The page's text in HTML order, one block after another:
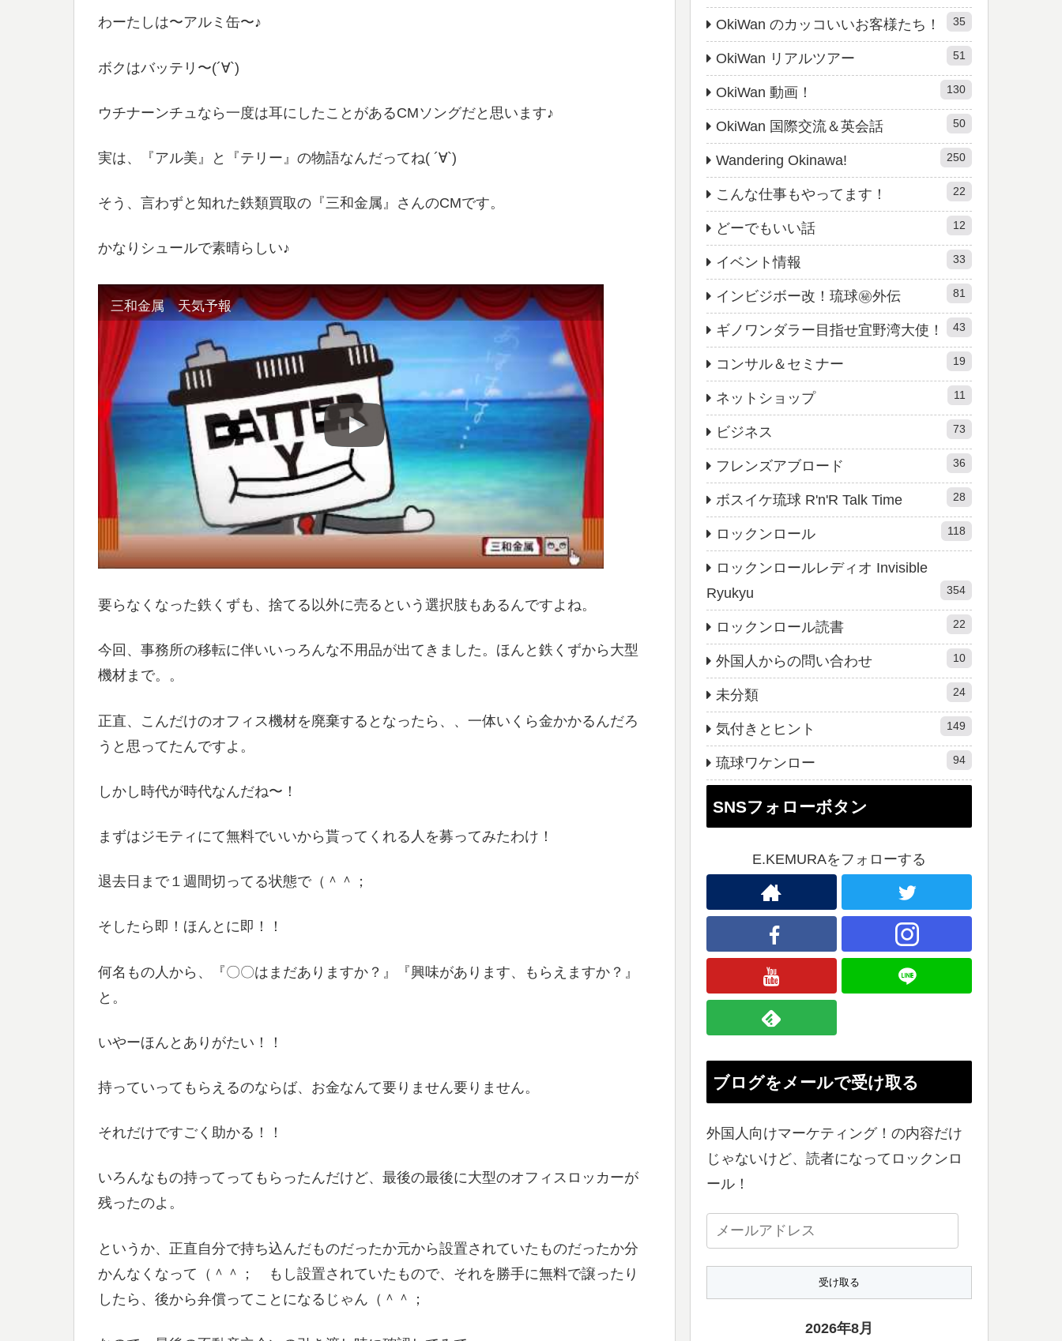
わーたしは〜アルミ缶〜♪
ボクはバッテリ〜(´∀`)
ウチナーンチュなら一度は耳にしたことがあるCMソングだと思います♪
実は、『アル美』と『テリー』の物語なんだってね( ´∀`)
そう、言わずと知れた鉄類買取の『三和金属』さんのCMです。
かなりシュールで素晴らしい♪
三和金属 天気予報
要らなくなった鉄くずも、捨てる以外に売るという選択肢もあるんですよね。
今回、事務所の移転に伴いいっろんな不用品が出てきました。ほんと鉄くずから大型
機材まで。。
正直、こんだけのオフィス機材を廃棄するとなったら、、一体いくら金かかるんだろ
うと思ってたんですよ。
しかし時代が時代なんだね〜！
まずはジモティにて無料でいいから貰ってくれる人を募ってみたわけ！
退去日まで１週間切ってる状態で（＾＾；
そしたら即！ほんとに即！！
何名もの人から、『〇〇はまだありますか？』『興味があります、もらえますか？』
と。
いやーほんとありがたい！！
持っていってもらえるのならば、お金なんて要りません要りません。
それだけですごく助かる！！
いろんなもの持ってってもらったんだけど、最後の最後に大型のオフィスロッカーが
残ったのよ。
というか、正直自分で持ち込んだものだったか元から設置されていたものだったか分
かんなくなって（＾＾； もし設置されていたもので、それを勝手に無料で譲ったり
したら、後から弁償ってことになるじゃん（＾＾；
OkiWan のカッコいいお客様たち！ 35
OkiWan リアルツアー 51
OkiWan 動画！ 130
OkiWan 国際交流＆英会話 50
Wandering Okinawa! 250
こんな仕事もやってます！ 22
どーでもいい話 12
イベント情報 33
インビジボー改！琉球㊙︎外伝 81
ギノワンダラー目指せ宜野湾大使！ 43
コンサル＆セミナー 19
ネットショップ 11
ビジネス 73
フレンズアブロード 36
ボスイケ琉球 R'n'R Talk Time 28
ロックンロール 118
ロックンロールレディオ Invisible
Ryukyu
354
ロックンロール読書 22
外国人からの問い合わせ 10
未分類 24
気付きとヒント 149
琉球ワケンロー 94
SNSフォローボタン
E.KEMURAをフォローする
ブログをメールで受け取る
外国人向けマーケティング！の内容だけ
じゃないけど、読者になってロックンロ
ール！
ー
ア
2026年8月